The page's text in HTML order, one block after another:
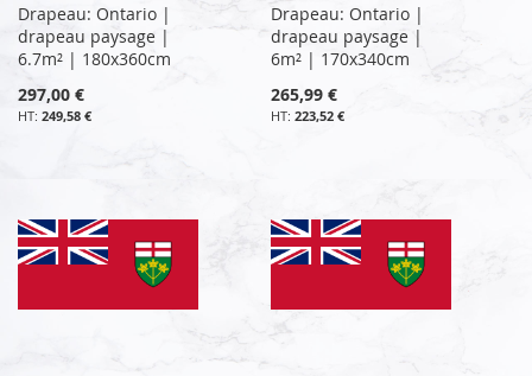
Drapeau: Ontario |
drapeau paysage |
6.7m² | 180x360cm
297,00 €
249,58 €
Drapeau: Ontario |
drapeau paysage |
6m² | 170x340cm
265,99 €
223,52 €